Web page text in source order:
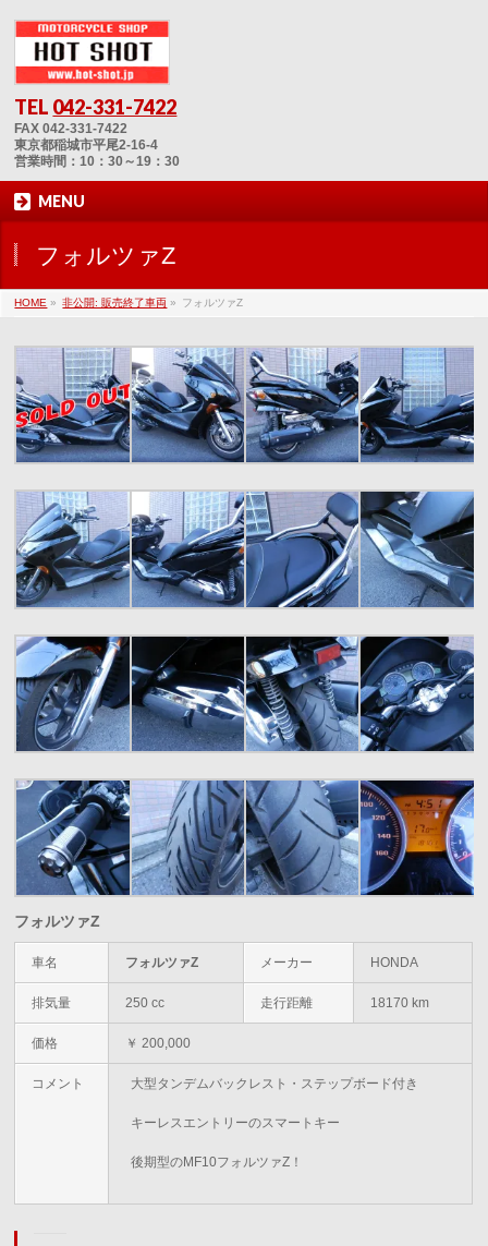
TEL 042-331-7422
FAX 042-331-7422
東京都稲城市平尾2-16-4
営業時間：10：30～19：30
MENU
フォルツァZ
HOME » 非公開: 販売終了車両 » フォルツァZ
フォルツァZ
車名 フォルツァZ メーカー HONDA
排気量 250 cc 走行距離 18170 km
価格 ￥ 200,000
コメント 大型タンデムバックレスト・ステップボード付き
キーレスエントリーのスマートキー
後期型のMF10フォルツァZ！